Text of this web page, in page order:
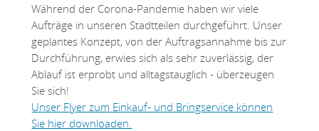
Während der Corona-Pandemie haben wir viele
Aufträge in unseren Stadtteilen durchgeführt. Unser
geplantes Konzept, von der Auftragsannahme bis zur
Durchführung, erwies sich als sehr zuverlässig, der
Ablauf ist erprobt und alltagstauglich - überzeugen
Sie sich!
Unser Flyer zum Einkauf- und Bringservice können
Sie hier downloaden.